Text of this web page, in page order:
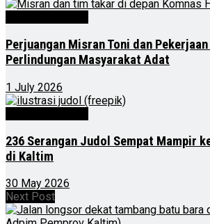
Perjuangan Misran Toni dan Pekerjaan
Perlindungan Masyarakat Adat
1 July 2026
236 Serangan Judol Sempat Mampir
di Kaltim
30 May 2026
Next Post